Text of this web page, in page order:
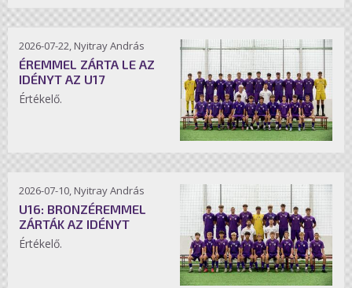
2026-07-22, Nyitray András
ÉREMMEL ZÁRTA LE AZ
IDÉNYT AZ U17
Értékelő.
2026-07-10, Nyitray András
U16: BRONZÉREMMEL
ZÁRTÁK AZ IDÉNYT
Értékelő.